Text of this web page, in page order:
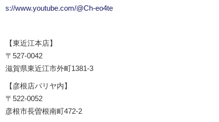
s://www.youtube.com/@Ch-eo4te
【東近江本店】
〒527-0042
滋賀県東近江市外町1381-3
【彦根店パリヤ内】
〒522-0052
彦根市長曽根南町472-2